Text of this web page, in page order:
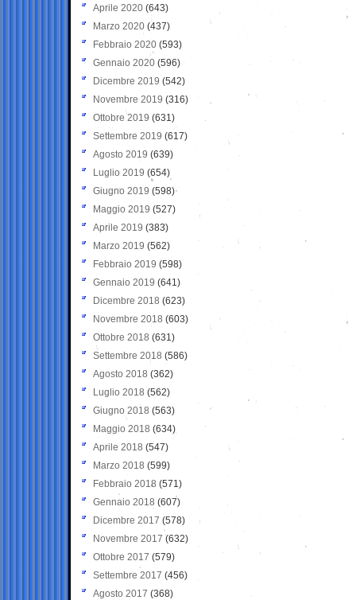
Aprile 2020 (643)
Marzo 2020 (437)
Febbraio 2020 (593)
Gennaio 2020 (596)
Dicembre 2019 (542)
Novembre 2019 (316)
Ottobre 2019 (631)
Settembre 2019 (617)
Agosto 2019 (639)
Luglio 2019 (654)
Giugno 2019 (598)
Maggio 2019 (527)
Aprile 2019 (383)
Marzo 2019 (562)
Febbraio 2019 (598)
Gennaio 2019 (641)
Dicembre 2018 (623)
Novembre 2018 (603)
Ottobre 2018 (631)
Settembre 2018 (586)
Agosto 2018 (362)
Luglio 2018 (562)
Giugno 2018 (563)
Maggio 2018 (634)
Aprile 2018 (547)
Marzo 2018 (599)
Febbraio 2018 (571)
Gennaio 2018 (607)
Dicembre 2017 (578)
Novembre 2017 (632)
Ottobre 2017 (579)
Settembre 2017 (456)
Agosto 2017 (368)